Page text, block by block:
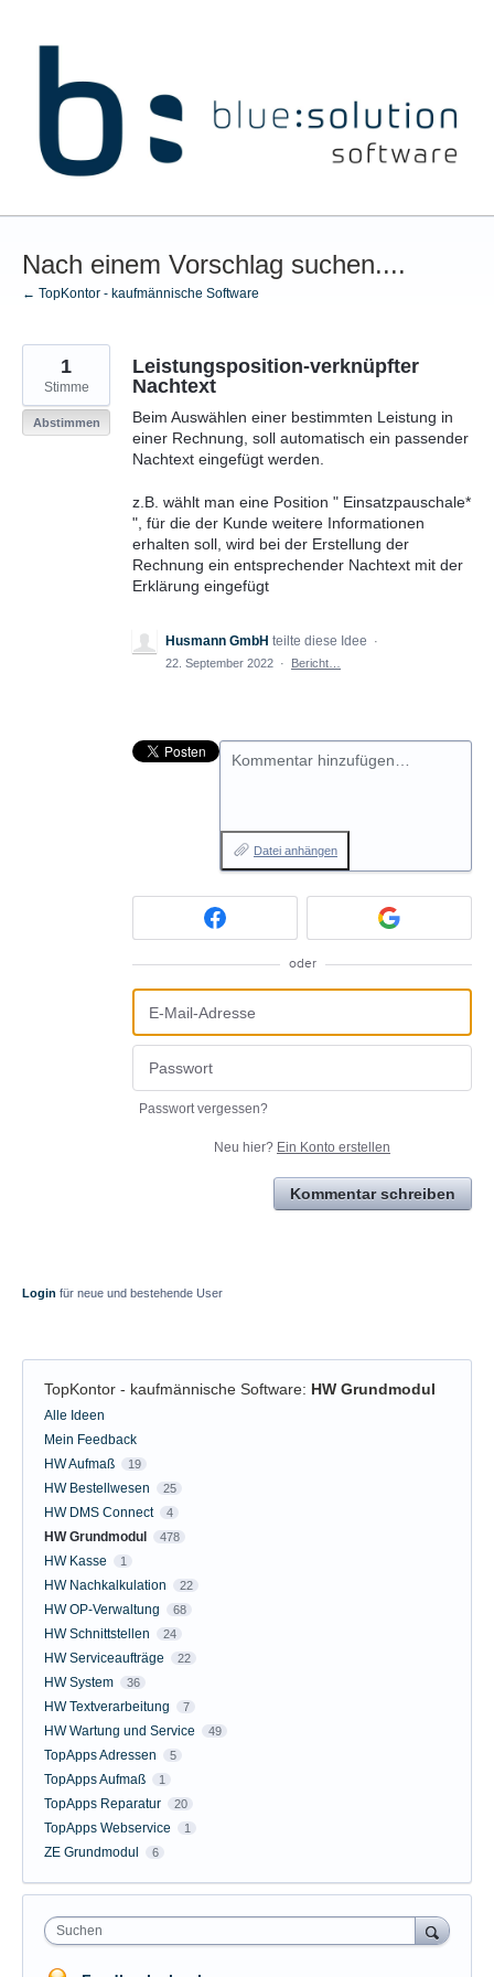
Nach einem Vorschlag suchen....
← TopKontor - kaufmännische Software
Leistungsposition-verknüpfter
Nachtext
Beim Auswählen einer bestimmten Leistung in
einer Rechnung, soll automatisch ein passender
Nachtext eingefügt werden.
z.B. wählt man eine Position " Einsatzpauschale*
", für die der Kunde weitere Informationen
erhalten soll, wird bei der Erstellung der
Rechnung ein entsprechender Nachtext mit der
Erklärung eingefügt
1
Stimme
Abstimmen
Husmann GmbH teilte diese Idee
·
22. September 2022 · Bericht…
Kommentar hinzufügen…
Datei anhängen
oder
Passwort vergessen?
Neu hier? Ein Konto erstellen
Kommentar schreiben
Login für neue und bestehende User
TopKontor - kaufmännische Software: HW Grundmodul
Kategorien
Alle Ideen
Mein Feedback
HW Aufmaß
19
HW Bestellwesen 25
HW DMS Connect 4
HW Grundmodul 478
HW Kasse 1
HW Nachkalkulation 22
HW OP-Verwaltung 68
HW Schnittstellen 24
HW Serviceaufträge 22
HW System 36
HW Textverarbeitung 7
HW Wartung und Service 49
TopApps Adressen 5
TopApps Aufmaß 1
TopApps Reparatur 20
TopApps Webservice 1
ZE Grundmodul 6
Suchen